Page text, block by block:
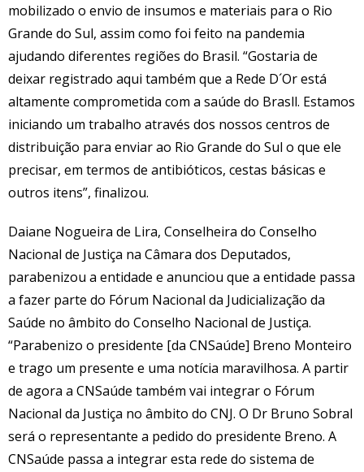
mobilizado o envio de insumos e materiais para o Rio
Grande do Sul, assim como foi feito na pandemia
ajudando diferentes regiões do Brasil. “Gostaria de
deixar registrado aqui também que a Rede D´Or está
altamente comprometida com a saúde do Brasll. Estamos
iniciando um trabalho através dos nossos centros de
distribuição para enviar ao Rio Grande do Sul o que ele
precisar, em termos de antibióticos, cestas básicas e
outros itens”, finalizou.
Daiane Nogueira de Lira, Conselheira do Conselho
Nacional de Justiça na Câmara dos Deputados,
parabenizou a entidade e anunciou que a entidade passa
a fazer parte do Fórum Nacional da Judicialização da
Saúde no âmbito do Conselho Nacional de Justiça.
“Parabenizo o presidente [da CNSaúde] Breno Monteiro
e trago um presente e uma notícia maravilhosa. A partir
de agora a CNSaúde também vai integrar o Fórum
Nacional da Justiça no âmbito do CNJ. O Dr Bruno Sobral
será o representante a pedido do presidente Breno. A
CNSaúde passa a integrar esta rede do sistema de